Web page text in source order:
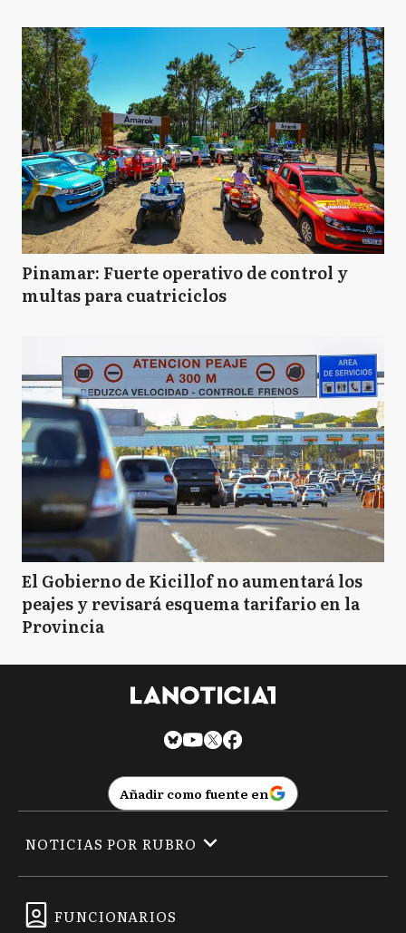
Pinamar: Fuerte operativo de control y
multas para cuatriciclos
El Gobierno de Kicillof no aumentará los
peajes y revisará esquema tarifario en la
Provincia
Añadir como fuente en
FUNCIONARIOS
NOTICIAS POR RUBRO